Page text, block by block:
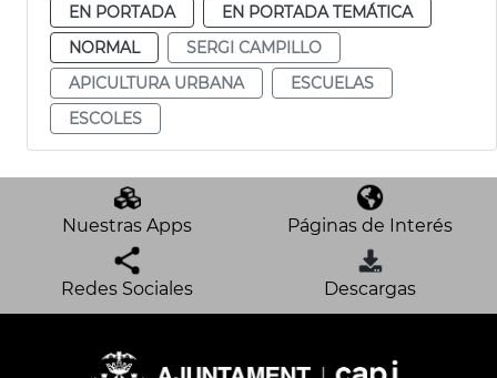
EN PORTADA
EN PORTADA TEMÁTICA
NORMAL
SERGI CAMPILLO
APICULTURA URBANA
ESCUELAS
ESCOLES
Nuestras Apps Páginas de Interés
Redes Sociales Descargas